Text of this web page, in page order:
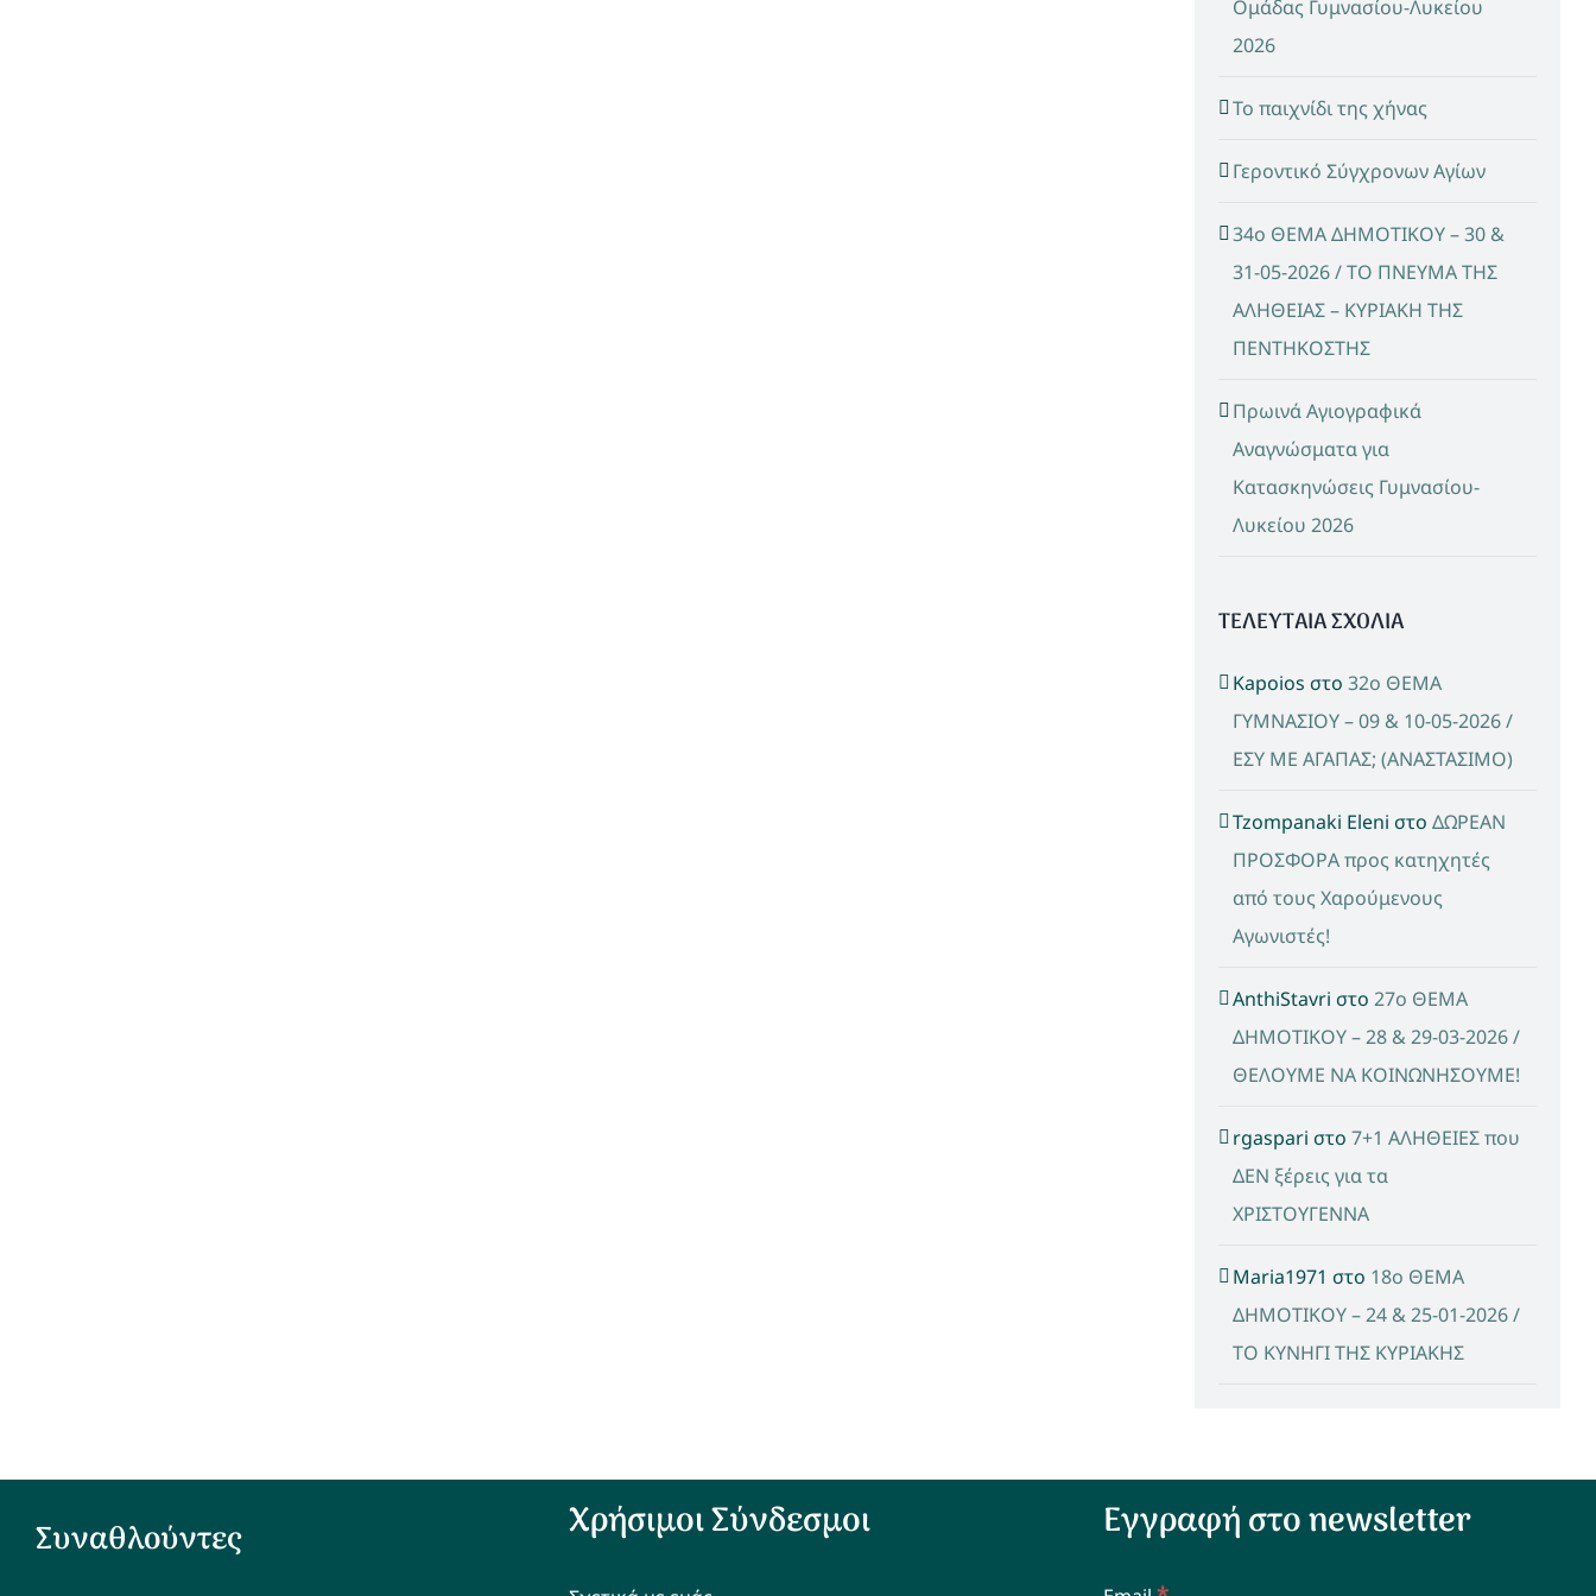
Ομάδας Γυμνασίου-Λυκείου
2026
Το παιχνίδι της χήνας
Γεροντικό Σύγχρονων Αγίων
34ο ΘΕΜΑ ΔΗΜΟΤΙΚΟΥ – 30 &
31-05-2026 / ΤΟ ΠΝΕΥΜΑ ΤΗΣ
ΑΛΗΘΕΙΑΣ – ΚΥΡΙΑΚΗ ΤΗΣ
ΠΕΝΤΗΚΟΣΤΗΣ
Πρωινά Αγιογραφικά
Αναγνώσματα για
Κατασκηνώσεις Γυμνασίου-
Λυκείου 2026
ΤΕΛΕΥΤΑΙΑ ΣΧΟΛΙΑ
Kapoios στο 32ο ΘΕΜΑ
ΓΥΜΝΑΣΙΟΥ – 09 & 10-05-2026 /
ΕΣΥ ΜΕ ΑΓΑΠΑΣ; (ΑΝΑΣΤΑΣΙΜΟ)
Tzompanaki Eleni στο ΔΩΡΕΑΝ
ΠΡΟΣΦΟΡΑ προς κατηχητές
από τους Χαρούμενους
Αγωνιστές!
AnthiStavri στο 27ο ΘΕΜΑ
ΔΗΜΟΤΙΚΟΥ – 28 & 29-03-2026 /
ΘΕΛΟΥΜΕ ΝΑ ΚΟΙΝΩΝΗΣΟΥΜΕ!
rgaspari στο 7+1 ΑΛΗΘΕΙΕΣ που
ΔΕΝ ξέρεις για τα
ΧΡΙΣΤΟΥΓΕΝΝΑ
Maria1971 στο 18ο ΘΕΜΑ
ΔΗΜΟΤΙΚΟΥ – 24 & 25-01-2026 /
ΤΟ ΚΥΝΗΓΙ ΤΗΣ ΚΥΡΙΑΚΗΣ
Συναθλούντες Χρήσιμοι Σύνδεσμοι Εγγραφή στο newsletter